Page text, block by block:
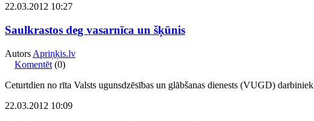
22.03.2012 10:27
Saulkrastos deg vasarnīca un šķūnis
Autors Apriņķis.lv
Komentēt (0)
Ceturtdien no rīta Valsts ugunsdzēsības un glābšanas dienests (VUGD)
22.03.2012 10:09